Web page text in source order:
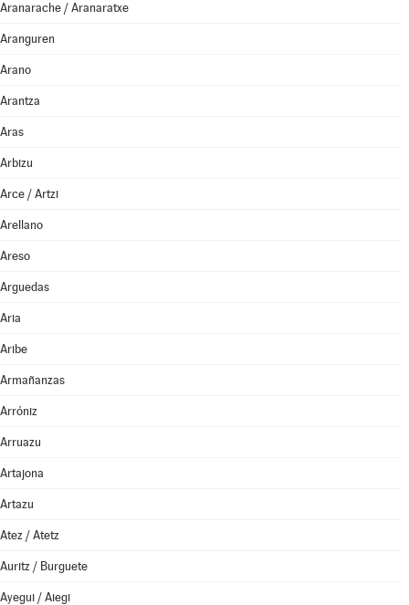
Aranarache / Aranaratxe
Aranguren
Arano
Arantza
Aras
Arbizu
Arce / Artzi
Arellano
Areso
Arguedas
Aria
Aribe
Armañanzas
Arróniz
Arruazu
Artajona
Artazu
Atez / Atetz
Auritz / Burguete
Ayegui / Aiegi